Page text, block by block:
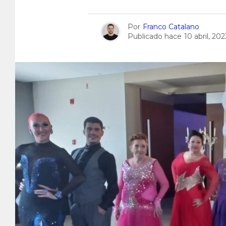
Por Franco Catalano
Publicado hace 10 abril,